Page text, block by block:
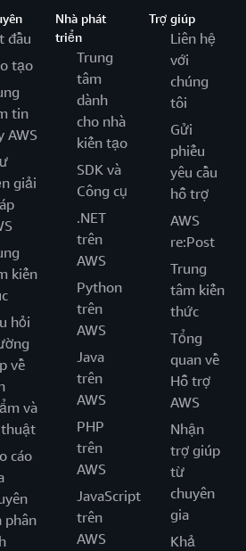
đầu
tạo
tin
AWS
giải
kiến
hỏi
về
và
cáo
phân
Nhà phát
triển
Trung
tâm
dành
cho nhà
kiến tạo
SDK và
Công cụ
.NET
trên
AWS
Python
trên
AWS
Java
trên
AWS
PHP
trên
AWS
JavaScript
trên
AWS
Trợ giúp
Liên hệ
với
chúng
tôi
Gửi
phiếu
yêu cầu
hỗ trợ
AWS
re:Post
Trung
tâm kiến
thức
Tổng
quan về
Hỗ trợ
AWS
Nhận
trợ giúp
từ
chuyên
gia
Khả